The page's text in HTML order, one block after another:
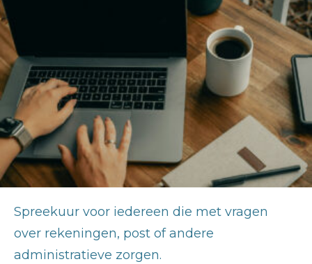
Spreekuur voor iedereen die met vragen
over rekeningen, post of andere
administratieve zorgen.